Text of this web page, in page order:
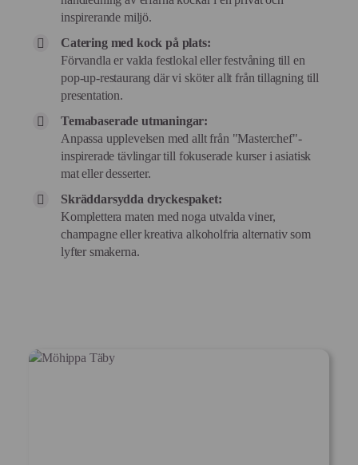
inspirerande miljö.
Catering med kock på plats:
Förvandla er valda festlokal eller festvåning till en
pop-up-restaurang där vi sköter allt från tillagning till
presentation.
Temabaserade utmaningar:
Anpassa upplevelsen med allt från "Masterchef"-
inspirerade tävlingar till fokuserade kurser i asiatisk
mat eller desserter.
Skräddarsydda dryckespaket:
Komplettera maten med noga utvalda viner,
champagne eller kreativa alkoholfria alternativ som
lyfter smakerna.